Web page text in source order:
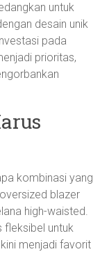
untuk
desain unik
pada
prioritas,
kombinasi yang
blazer
high-waisted.
fleksibel untuk
menjadi favorit